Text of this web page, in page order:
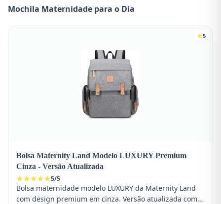
Mochila Maternidade para o Dia
5
Bolsa Maternity Land Modelo LUXURY Premium
Cinza - Versão Atualizada
5/5
Bolsa maternidade modelo LUXURY da Maternity Land
com design premium em cinza. Versão atualizada com